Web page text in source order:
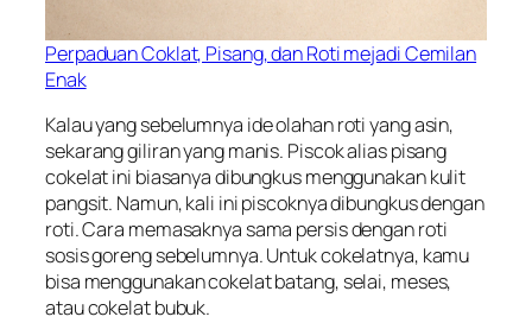
Perpaduan Coklat, Pisang, dan Roti mejadi Cemilan
Enak
Kalau yang sebelumnya ide olahan roti yang asin,
sekarang giliran yang manis. Piscok alias pisang
cokelat ini biasanya dibungkus menggunakan kulit
pangsit. Namun, kali ini piscoknya dibungkus dengan
roti. Cara memasaknya sama persis dengan roti
sosis goreng sebelumnya. Untuk cokelatnya, kamu
bisa menggunakan cokelat batang, selai, meses,
atau cokelat bubuk.